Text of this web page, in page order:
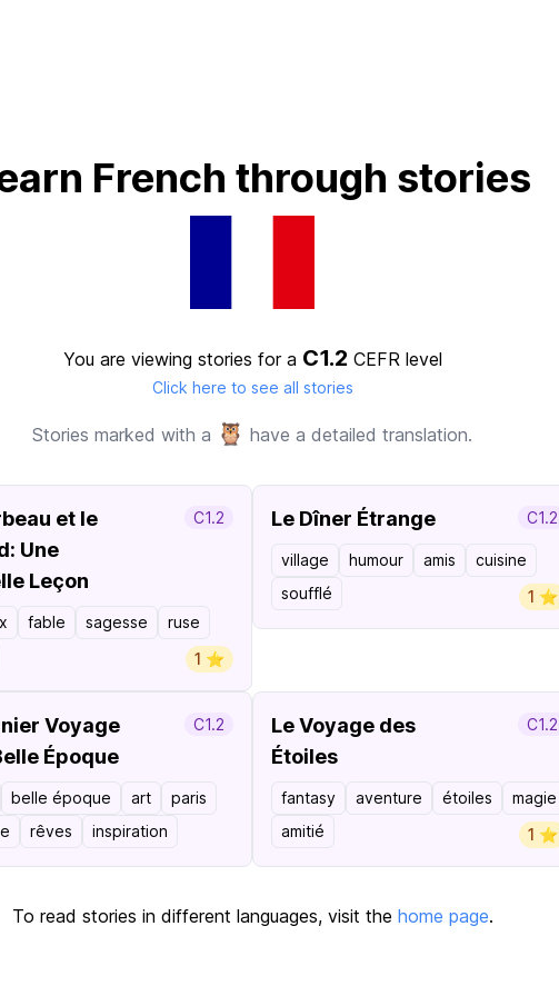
French through stories
You are viewing stories for a C1.2 CEFR level
Click here to see all stories
Stories marked with a 🦉 have a detailed translation.
et le
Une
Leçon
C1.2
fable sagesse
ruse
1 ⭐️
Le Dîner Étrange C1.2
village humour amis
cuisine
soufflé
1 ⭐️
Voyage
Époque
C1.2
belle époque art
paris
rêves inspiration
Le Voyage des
Étoiles
C1.2
fantasy aventure étoiles
magie
amitié
1 ⭐️
To read stories in different languages, visit the home page.